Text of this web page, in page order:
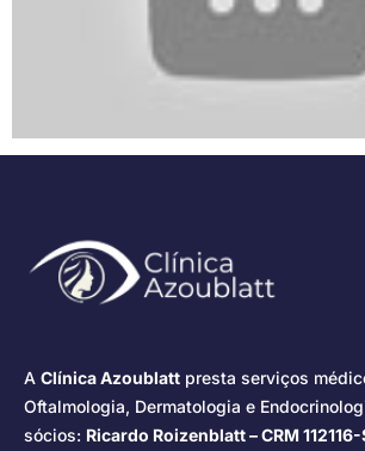
A Clínica Azoublatt presta serviços
Oftalmologia, Dermatologia e
sócios: Ricardo Roizenblatt – CRM 112116-